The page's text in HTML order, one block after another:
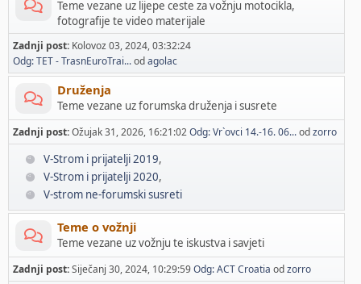
Teme vezane uz lijepe ceste za vožnju motocikla,
fotografije te video materijale
Zadnji post: Kolovoz 03, 2024, 03:32:24
Odg: TET - TrasnEuroTrai...odagolac
Druženja
Teme vezane uz forumska druženja i susrete
Zadnji post:Ožujak 31, 2026, 16:21:02Odg: Vr`ovci 14.-16. 06...odzorro
V-Strom i prijatelji 2019
V-Strom i prijatelji 2020
V-strom ne-forumski susreti
Teme o vožnji
Teme vezane uz vožnju te iskustva i savjeti
Zadnji post:Siječanj 30, 2024, 10:29:59Odg: ACT Croatia odzorro